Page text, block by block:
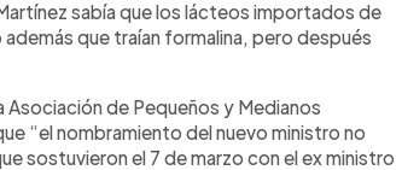
sabía que los lácteos importados de
que traían formalina, pero después
Asociación de Pequeños y Medianos
“el nombramiento del nuevo ministro no
sostuvieron el 7 de marzo con el ex ministro